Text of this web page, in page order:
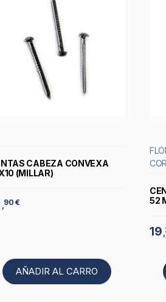
CABEZA CONVEXA
(MILLAR)
90 €
AÑADIR AL CARRO
52
19 ,